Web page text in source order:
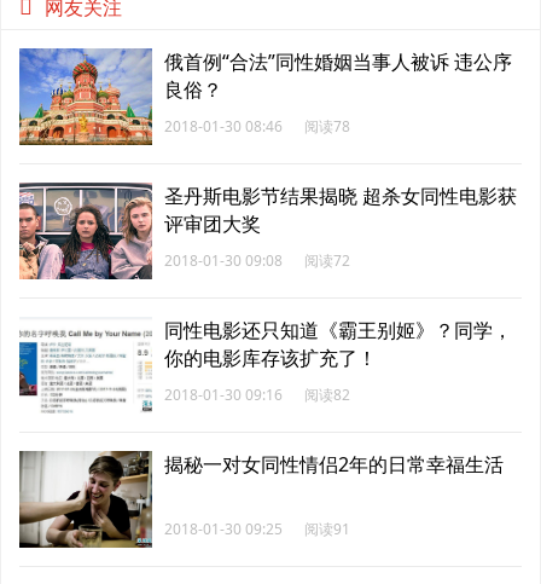
网友关注
俄首例“合法”同性婚姻当事人被诉 违公序
良俗？
2018-01-30 08:46 阅读78
圣丹斯电影节结果揭晓 超杀女同性电影获
评审团大奖
2018-01-30 09:08 阅读72
同性电影还只知道《霸王别姬》？同学，
你的电影库存该扩充了！
2018-01-30 09:16 阅读82
揭秘一对女同性情侣2年的日常幸福生活
2018-01-30 09:25 阅读91